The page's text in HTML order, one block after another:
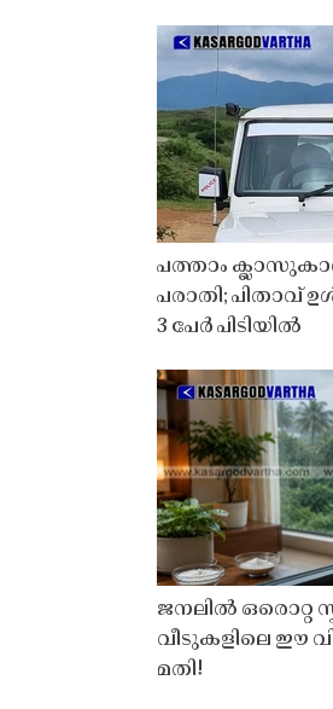
പത്താം
പരാതി; പിതാവ്
3 പേർ പിടിയിൽ
ജനലിൽ
വീടുകളിലെ ഈ
മതി!